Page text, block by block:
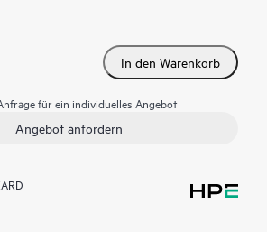
In den Warenkorb
für ein individuelles Angebot
Angebot anfordern